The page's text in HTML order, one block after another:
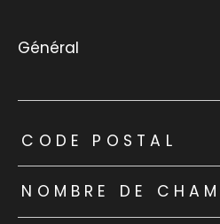
général
TRAD_ZEPHYR_Caracteristique
CODE POSTAL
NOMBRE DE